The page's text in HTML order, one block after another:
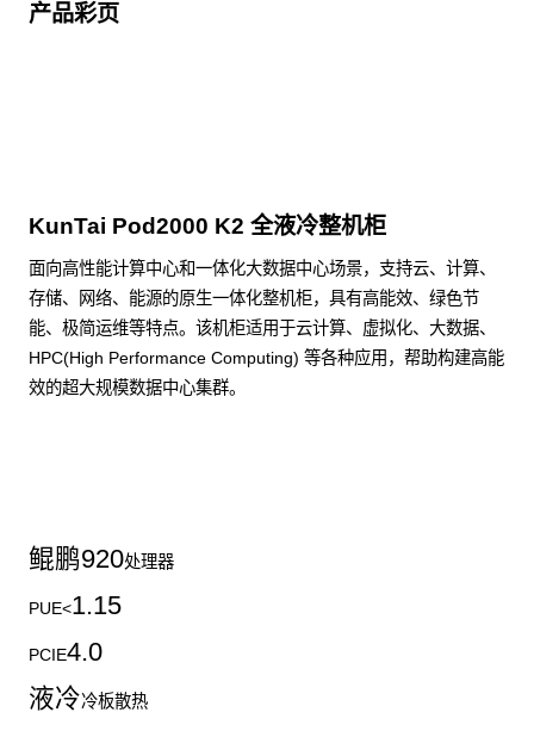
产品彩页
KunTai Pod2000 K2 全液冷整机柜
面向高性能计算中心和一体化大数据中心场景，支持云、计算、
存储、网络、能源的原生一体化整机柜，具有高能效、绿色节
能、极简运维等特点。该机柜适用于云计算、虚拟化、大数据、
HPC(High Performance Computing) 等各种应用，帮助构建高能
效的超大规模数据中心集群。
鲲鹏920处理器
PUE<1.15
PCIE4.0
液冷冷板散热